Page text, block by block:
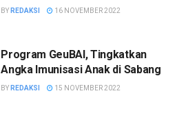
BY REDAKSI 16 NOVEMBER 2022
Program GeuBAI, Tingkatkan
Angka Imunisasi Anak di Sabang
BY REDAKSI 15 NOVEMBER 2022